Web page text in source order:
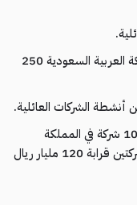
حجم استثمارات الشركات العائلية في المملكة العربية السعودية 250
45 شركة مملوكة للعائلة من بين أفضل 100 شركة في المملكة
العربية السعودية. وتبلغ إيرادات هاتين الشركتين قرابة 120 مليار ريال